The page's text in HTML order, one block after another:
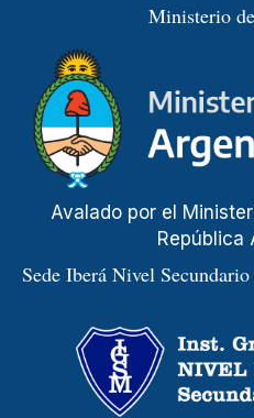
Ministerio
Avalado por el
República
Sede Iberá Nivel Secundario